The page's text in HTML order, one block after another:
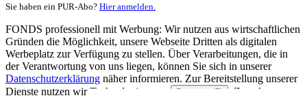
Sie haben ein PUR-Abo? Hier anmelden.
FONDS professionell mit Werbung: Wir nutzen aus wirtschaftlichen
Gründen die Möglichkeit, unsere Webseite Dritten als digitalen
Werbeplatz zur Verfügung zu stellen. Über Verarbeitungen, die in
der Verantwortung von uns liegen, können Sie sich in unserer
Datenschutzerklärung näher informieren. Zur Bereitstellung unserer
Dienste nutzen wir Technologien von
Partnern (5)
. Zwecke: